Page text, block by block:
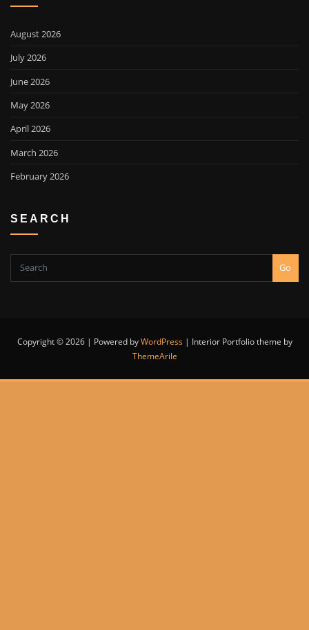
August 2026
July 2026
June 2026
May 2026
April 2026
March 2026
February 2026
SEARCH
Go
Copyright © 2026 | Powered byWordPress | Interior Portfolio theme by
ThemeArile